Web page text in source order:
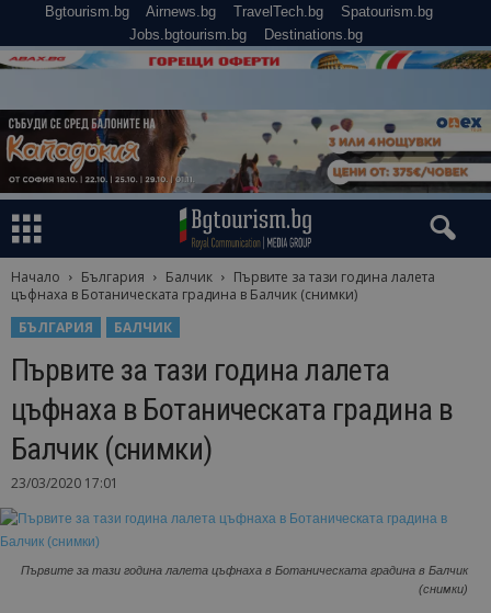
Bgtourism.bg Airnews.bg TravelTech.bg
Spatourism.bg
Jobs.bgtourism.bg
Destinations.bg
Начало България Балчик
Първите за тази година лалета
цъфнаха в Ботаническата градина в Балчик (снимки)
БЪЛГАРИЯ
БАЛЧИК
Първите за тази година лалета
цъфнаха в Ботаническата градина в
Балчик (снимки)
23/03/2020 17:01
Първите за тази година лалета цъфнаха в Ботаническата градина в Балчик
(снимки)